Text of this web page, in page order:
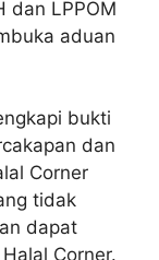
dan LPPOM
aduan
bukti
dan
Corner
tidak
dapat
Corner.